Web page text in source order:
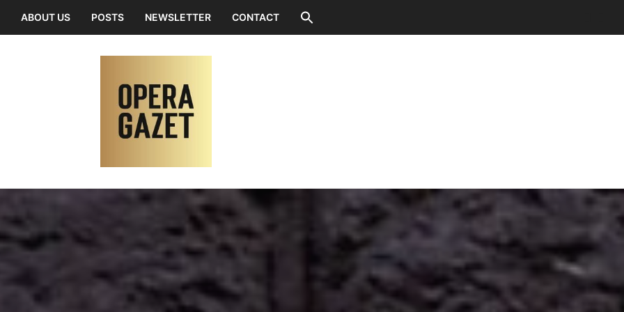
ABOUT US POSTS NEWSLETTER CONTACT